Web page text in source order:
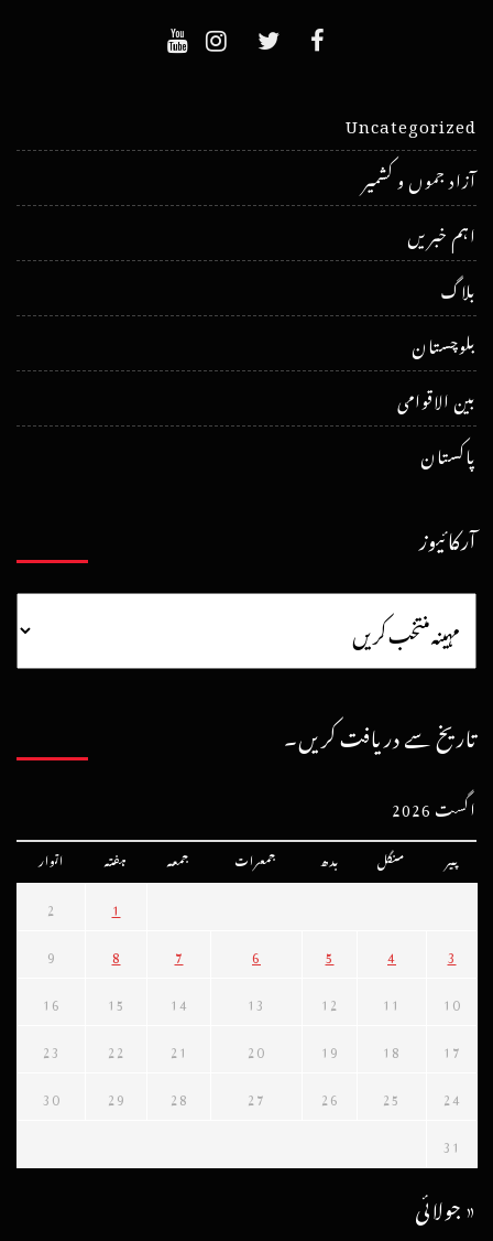
Uncategorized
آزاد جموں و کشمیر
اہم خبریں
بلاگ
بلوچستان
بین الاقوامی
پاکستان
آرکائیوز
تاریخ سے دریافت کریں۔
اگست 2026
پیر منگل بدھ جمعرات جمعہ ہفتہ اتوار
1
2
3
4
5
6
7
8
9
10
11
12
13
14
15
16
17
18
19
20
21
22
23
24
25
26
27
28
29
30
31
« جولائی